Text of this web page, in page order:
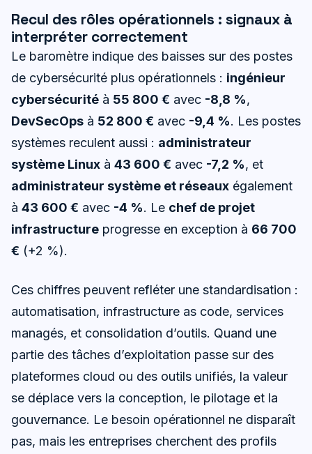
Recul des rôles opérationnels : signaux à
interpréter correctement
Le baromètre indique des baisses sur des postes
de cybersécurité plus opérationnels : ingénieur
cybersécurité à 55 800 € avec -8,8 %,
DevSecOps à 52 800 € avec -9,4 %. Les postes
systèmes reculent aussi : administrateur
système Linux à 43 600 € avec -7,2 %, et
administrateur système et réseaux également
à 43 600 € avec -4 %. Le chef de projet
infrastructure progresse en exception à 66 700
€ (+2 %).
Ces chiffres peuvent refléter une standardisation :
automatisation, infrastructure as code, services
managés, et consolidation d’outils. Quand une
partie des tâches d’exploitation passe sur des
plateformes cloud ou des outils unifiés, la valeur
se déplace vers la conception, le pilotage et la
gouvernance. Le besoin opérationnel ne disparaît
pas, mais les entreprises cherchent des profils